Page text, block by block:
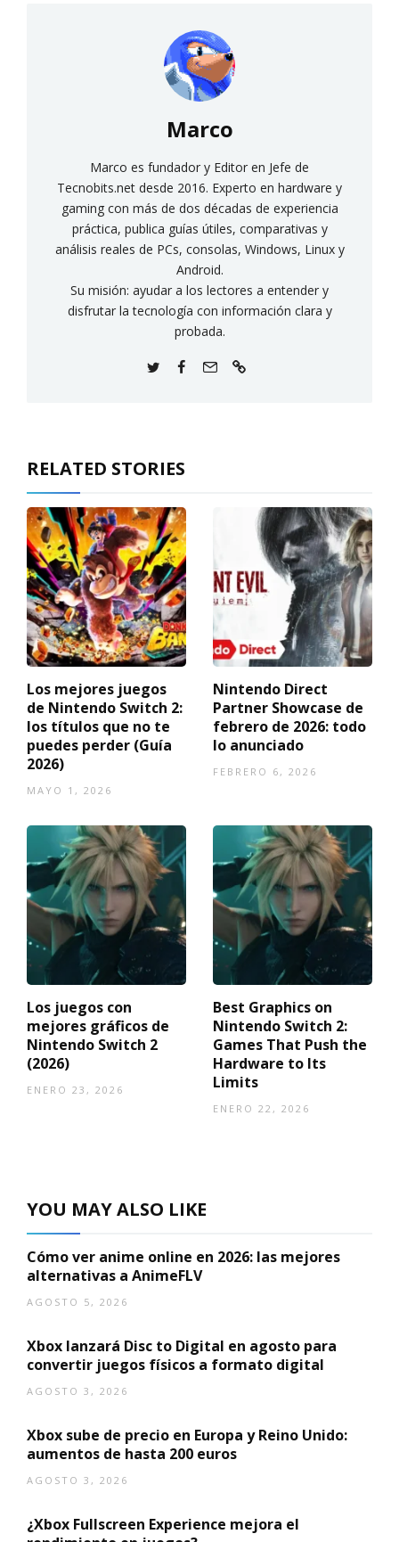
Marco
Marco es fundador y Editor en Jefe de
Tecnobits.net desde 2016. Experto en hardware y
gaming con más de dos décadas de experiencia
práctica, publica guías útiles, comparativas y
análisis reales de PCs, consolas, Windows, Linux y
Android.
Su misión: ayudar a los lectores a entender y
disfrutar la tecnología con información clara y
probada.
RELATED STORIES
Los mejores juegos
de Nintendo Switch 2:
los títulos que no te
puedes perder (Guía
2026)
MAYO 1, 2026
Nintendo Direct
Partner Showcase de
febrero de 2026: todo
lo anunciado
FEBRERO 6, 2026
Los juegos con
mejores gráficos de
Nintendo Switch 2
(2026)
ENERO 23, 2026
Best Graphics on
Nintendo Switch 2:
Games That Push the
Hardware to Its
Limits
ENERO 22, 2026
YOU MAY ALSO LIKE
Cómo ver anime online en 2026: las mejores
alternativas a AnimeFLV
AGOSTO 5, 2026
Xbox lanzará Disc to Digital en agosto para
convertir juegos físicos a formato digital
AGOSTO 3, 2026
Xbox sube de precio en Europa y Reino Unido:
aumentos de hasta 200 euros
AGOSTO 3, 2026
¿Xbox Fullscreen Experience mejora el